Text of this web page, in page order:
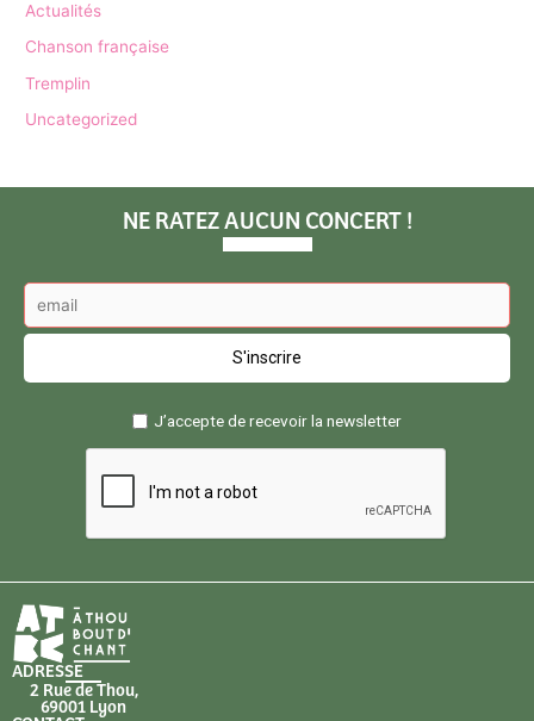
Actualités
Chanson française
Tremplin
Uncategorized
NE RATEZ AUCUN CONCERT !
J’accepte de recevoir la newsletter
ADRESSE
2 Rue de Thou,
69001 Lyon